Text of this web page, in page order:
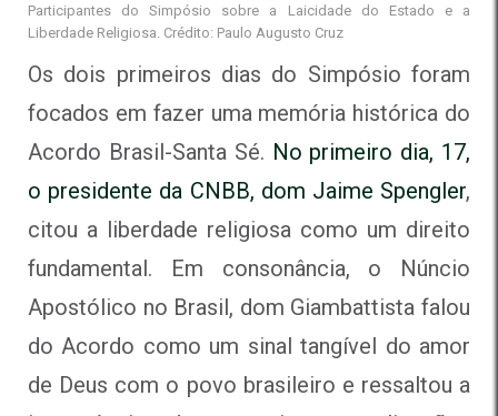
Participantes do Simpósio sobre a Laicidade do Estado e a
Liberdade Religiosa. Crédito: Paulo Augusto Cruz
Os dois primeiros dias do Simpósio foram
focados em fazer uma memória histórica do
Acordo Brasil-Santa Sé. No primeiro dia, 17,
o presidente da CNBB, dom Jaime Spengler,
citou a liberdade religiosa como um direito
fundamental. Em consonância, o Núncio
Apostólico no Brasil, dom Giambattista falou
doAcordo como um sinal tangível do amor
de Deus com o povo brasileiro e ressaltou a